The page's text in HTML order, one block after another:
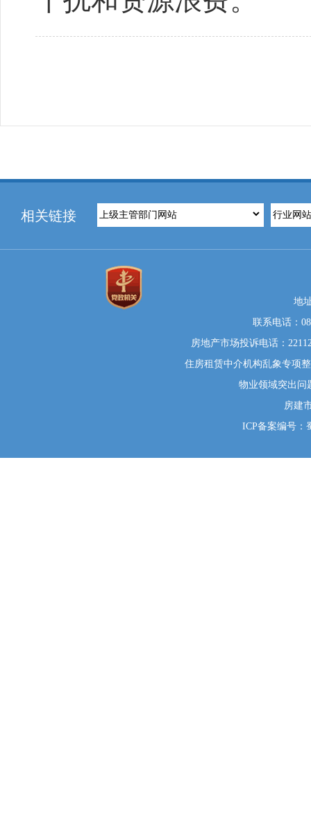
相关链接
地
联系电话：
房地产市场投诉电话：
住房租赁中介机构乱象专项
物业领域突出问
房建
ICP备案编号：